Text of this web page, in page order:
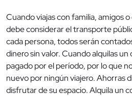
Cuando viajas con familia, amigos
debe considerar el transporte
cada persona, todos serán
dinero sin valor. Cuando alquilas un
pagado por el período, por lo que
nuevo por ningún viajero. Ahorras
disfrutar de su espacio. Alquila un